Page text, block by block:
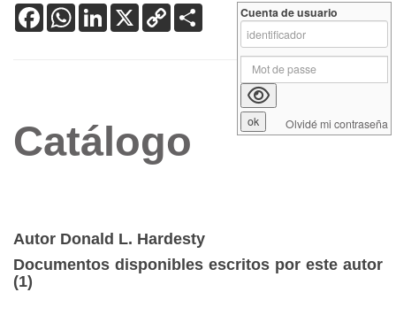
FacebookWhatsApp
LinkedIn
X Copy
Link
Catálogo
Autor Donald L. Hardesty
Documentos disponibles escritos por este autor
(1)
Cuenta de usuario
Olvidé mi contraseña